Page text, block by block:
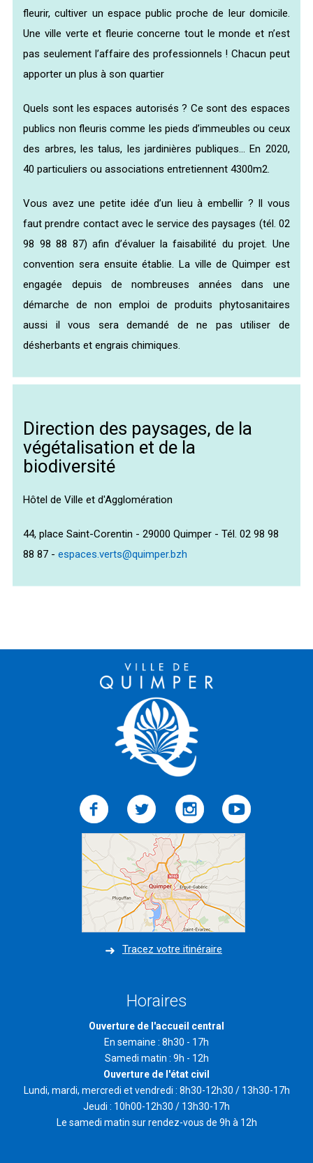
fleurir, cultiver un espace public proche de leur domicile.
Une ville verte et fleurie concerne tout le monde et n’est
pas seulement l’affaire des professionnels ! Chacun peut
apporter un plus à son quartier
Quels sont les espaces autorisés ? Ce sont des espaces
publics non fleuris comme les pieds d’immeubles ou ceux
des arbres, les talus, les jardinières publiques… En 2020,
40 particuliers ou associations entretiennent 4300m2.
Vous avez une petite idée d’un lieu à embellir ? Il vous
faut prendre contact avec le service des paysages (tél. 02
98 98 88 87) afin d’évaluer la faisabilité du projet. Une
convention sera ensuite établie. La ville de Quimper est
engagée depuis de nombreuses années dans une
démarche de non emploi de produits phytosanitaires
aussi il vous sera demandé de ne pas utiliser de
désherbants et engrais chimiques.
Direction des paysages, de la
végétalisation et de la
biodiversité
Hôtel de Ville et d'Agglomération
44, place Saint-Corentin - 29000 Quimper - Tél. 02 98 98
88 87 -espaces.verts@quimper.bzh
Tracez votre itinéraire
Horaires
Ouverture de l'accueil central
En semaine : 8h30 - 17h
Samedi matin : 9h - 12h
Ouverture de l'état civil
Lundi, mardi, mercredi et vendredi : 8h30-12h30 / 13h30-17h
Jeudi : 10h00-12h30 / 13h30-17h
Le samedi matin sur rendez-vous de 9h à 12h